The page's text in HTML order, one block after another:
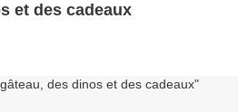
et des cadeaux